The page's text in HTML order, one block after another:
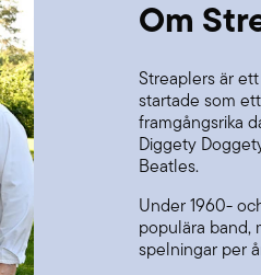
Om
Streaplers är
startade som
framgångsrika
Diggety
Beatles.
Under 1960-
populära band,
spelningar per